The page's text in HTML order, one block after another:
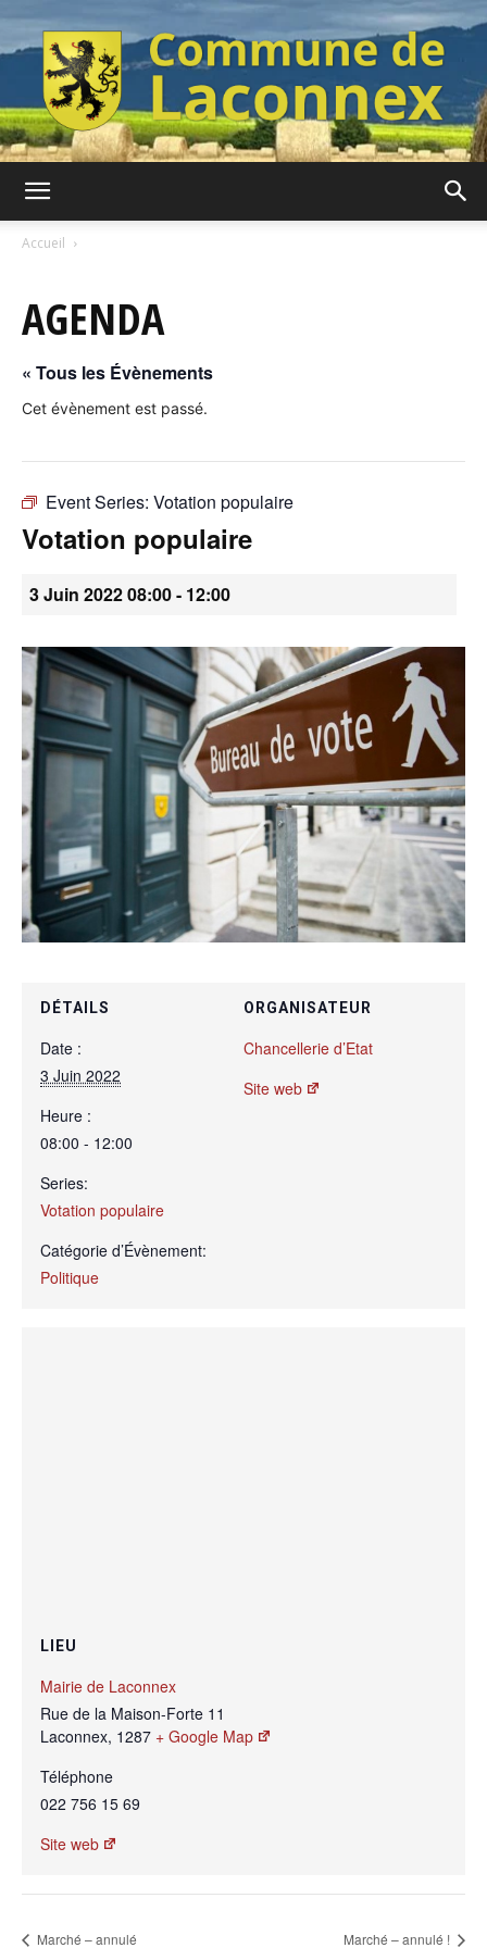
Laconnex
Canton
Genève
Accueil
AGENDA
« Tous les Évènements
Cet évènement est passé.
Event Series: Votation populaire
Votation populaire
3 Juin 2022 08:00- 12:00
DÉTAILS
Date :
3 Juin 2022
Heure :
08:00 - 12:00
Series:
Votation populaire
Catégorie d’Évènement:
Politique
ORGANISATEUR
Chancellerie d’Etat
Site web
LIEU
Mairie de Laconnex
Rue de la Maison-Forte 11
Laconnex, 1287 + Google Map
Téléphone
022 756 15 69
Site web
Marché – annulé Marché – annulé !